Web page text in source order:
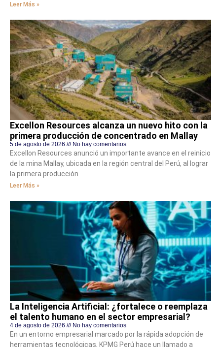
Leer Más »
Excellon Resources alcanza un nuevo hito con la
primera producción de concentrado en Mallay
5 de agosto de 2026 No hay comentarios
Excellon Resources anunció un importante avance en el reinicio
de la mina Mallay, ubicada en la región central del Perú, al lograr
la primera producción
Leer Más »
La Inteligencia Artificial: ¿fortalece o reemplaza
el talento humano en el sector empresarial?
4 de agosto de 2026 No hay comentarios
En un entorno empresarial marcado por la rápida adopción de
herramientas tecnológicas, KPMG Perú hace un llamado a